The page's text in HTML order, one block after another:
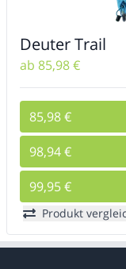
Deuter Trail
ab 85,98 €
85,98 €
98,94 €
99,95 €
Produkt